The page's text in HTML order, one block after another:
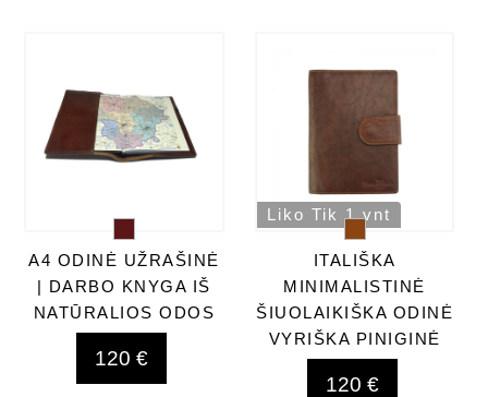
A4 ODINĖ UŽRAŠINĖ
| DARBO KNYGA IŠ
NATŪRALIOS ODOS
120 €
Liko Tik 1 vnt
ITALIŠKA
MINIMALISTINĖ
ŠIUOLAIKIŠKA ODINĖ
VYRIŠKA PINIGINĖ
120 €